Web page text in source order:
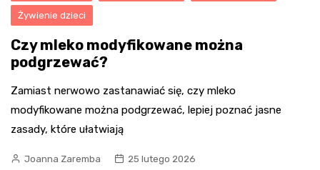
Żywienie dzieci
Czy mleko modyfikowane można
podgrzewać?
Zamiast nerwowo zastanawiać się, czy mleko
modyfikowane można podgrzewać, lepiej poznać jasne
zasady, które ułatwiają
Joanna Zaremba 25 lutego 2026